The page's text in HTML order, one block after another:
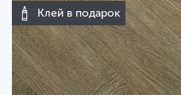
Клей в подарок